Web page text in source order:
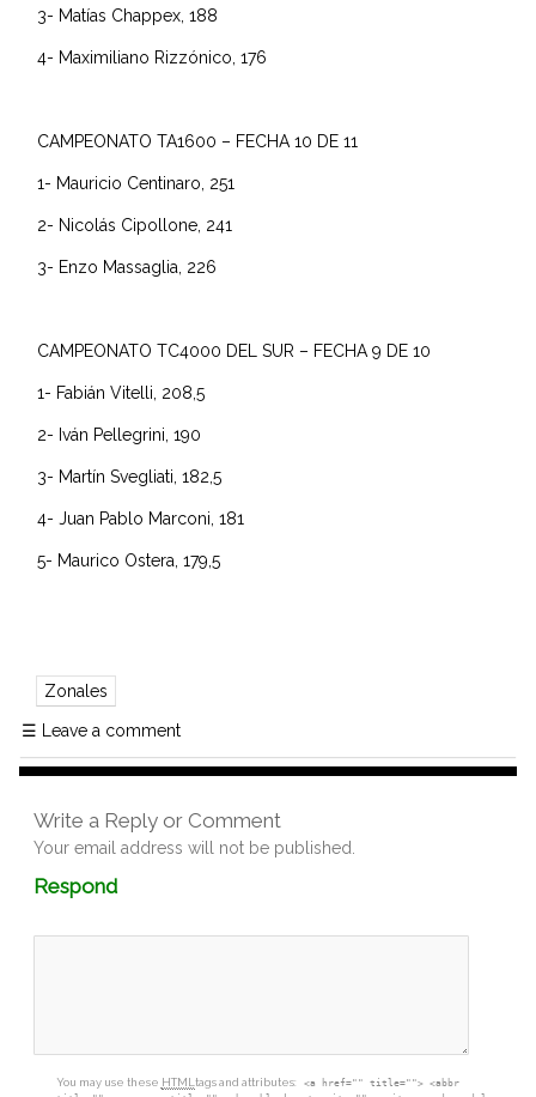
3- Matías Chappex, 188
4- Maximiliano Rizzónico, 176
CAMPEONATO TA1600 – FECHA 10 DE 11
1- Mauricio Centinaro, 251
2- Nicolás Cipollone, 241
3- Enzo Massaglia, 226
CAMPEONATO TC4000 DEL SUR – FECHA 9 DE 10
1- Fabián Vitelli, 208,5
2- Iván Pellegrini, 190
3- Martín Svegliati, 182,5
4- Juan Pablo Marconi, 181
5- Maurico Ostera, 179,5
Zonales
☰ Leave a comment
Write a Reply or Comment
Your email address will not be published.
RespondComment
box
You may use these HTML tags and attributes:
<a href="" title=""> <abbr